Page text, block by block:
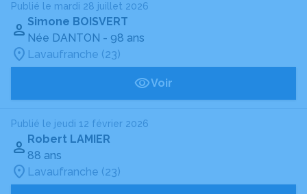
Publié le mardi 28 juillet 2026
Simone BOISVERT
Née DANTON - 98 ans
Lavaufranche (23)
Voir
Publié le jeudi 12 février 2026
Robert LAMIER
88 ans
Lavaufranche (23)